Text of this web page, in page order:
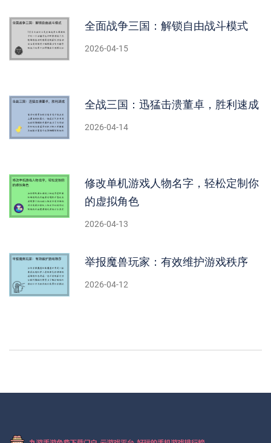
全面战争三国：解锁自由战斗模式
2026-04-15
全战三国：迅猛击溃董卓，胜利速成
2026-04-14
修改单机游戏人物名字，轻松定制你
的虚拟角色
2026-04-13
举报魔兽玩家：有效维护游戏秩序
2026-04-12